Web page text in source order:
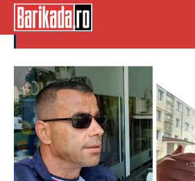
crima cosmopolis